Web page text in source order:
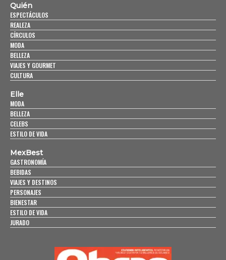
Quién
ESPECTÁCULOS
REALEZA
CÍRCULOS
MODA
BELLEZA
VIAJES Y GOURMET
CULTURA
Elle
MODA
BELLEZA
CELEBS
ESTILO DE VIDA
MexBest
GASTRONOMÍA
BEBIDAS
VIAJES Y DESTINOS
PERSONAJES
BIENESTAR
ESTILO DE VIDA
JURADO